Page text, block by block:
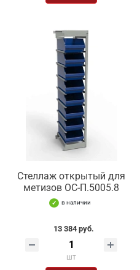
Стеллаж открытый для
метизов ОС-П.5005.8
в наличии
13 384 руб.
шт